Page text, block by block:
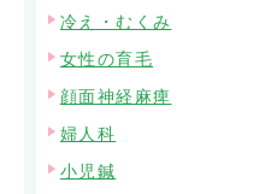
冷え・むくみ
女性の育毛
顔面神経麻痺
婦人科
小児鍼